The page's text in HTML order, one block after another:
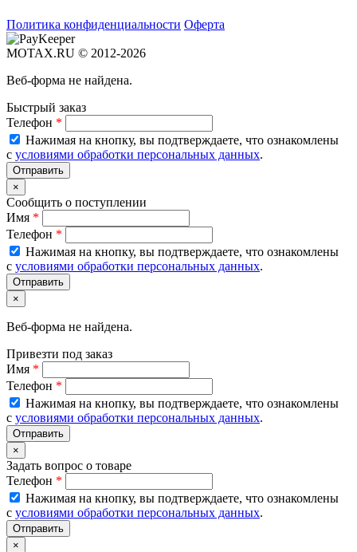
Политика конфиденциальности Оферта
MOTAX.RU © 2012-2026
Веб-форма не найдена.
Быстрый заказ
Телефон *
Нажимая на кнопку, вы подтверждаете, что ознакомлены
с условиями обработки персональных данных.
×
Сообщить о поступлении
Имя *
Телефон *
Нажимая на кнопку, вы подтверждаете, что ознакомлены
с условиями обработки персональных данных.
×
Веб-форма не найдена.
Привезти под заказ
Имя *
Телефон *
Нажимая на кнопку, вы подтверждаете, что ознакомлены
с условиями обработки персональных данных.
×
Задать вопрос о товаре
Телефон *
Нажимая на кнопку, вы подтверждаете, что ознакомлены
с условиями обработки персональных данных.
×